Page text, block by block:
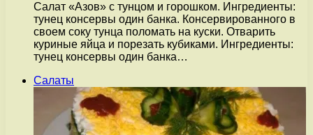
Салат «Азов» с тунцом и горошком. Ингредиенты:
тунец консервы один банка. Консервированного в
своем соку тунца поломать на куски. Отварить
куриные яйца и порезать кубиками. Ингредиенты:
тунец консервы один банка…
Салаты